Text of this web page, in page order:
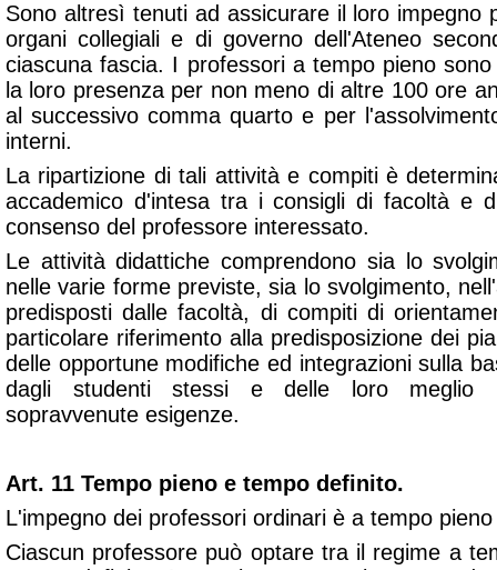
Sono altresì tenuti ad assicurare il loro impegno
organi collegiali e di governo dell'Ateneo
ciascuna fascia. I professori a tempo pieno
la loro presenza per non meno di altre 100 ore
al successivo comma quarto e per
interni.
La ripartizione di tali attività e compiti è
accademico d'intesa tra i consigli di facoltà e
consenso del professore interessato.
Le attività didattiche comprendono sia lo
nelle varie forme previste, sia lo svolgimento,
predisposti dalle facoltà, di compiti di
particolare riferimento alla predisposizione dei
delle opportune modifiche ed integrazioni sulla
dagli studenti stessi e delle loro meglio
sopravvenute esigenze.
Art. 11 Tempo pieno e tempo definito.
L'impegno dei professori ordinari è a tempo
Ciascun professore può optare tra il regime a